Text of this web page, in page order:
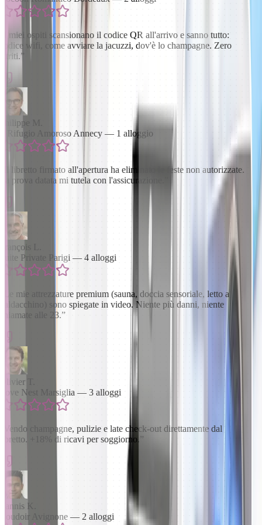
I miei ospiti scansionano il codice QR all'arrivo e sanno tutto:
wifi, come avviare la jacuzzi, dov'è lo champagne. Zero
”
M.
Rifugio Amoroso Annecy — 1 alloggio
Il libretto firmato all'apertura ha eliminato le feste non autorizzate.
prova datata mi tutela con l'assicurazione.
L.
Private Parigi — 4 alloggi
Le mie attrezzature premium (sauna, doccia sensoriale, letto a
sono spiegate in video. Niente più danni, niente
alle 23.”
T.
Nest Marsiglia — 3 alloggi
Vendo champagne, pulizie e late check-out direttamente dal
+18% di ricavi per soggiorno.”
K.
Avignone — 2 alloggi